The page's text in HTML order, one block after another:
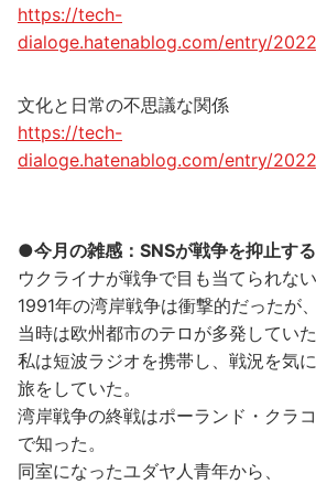
https://tech-
dialoge.hatenablog.com/entry/
文化と日常の不思議な関係
https://tech-
dialoge.hatenablog.com/entry/
●今月の雑感：SNSが戦争を抑止す
ウクライナが戦争で目も当てられない
1991年の湾岸戦争は衝撃的だったが
当時は欧州都市のテロが多発していた
私は短波ラジオを携帯し、戦況を気
旅をしていた。
湾岸戦争の終戦はポーランド・クラ
で知った。
同室になったユダヤ人青年から、